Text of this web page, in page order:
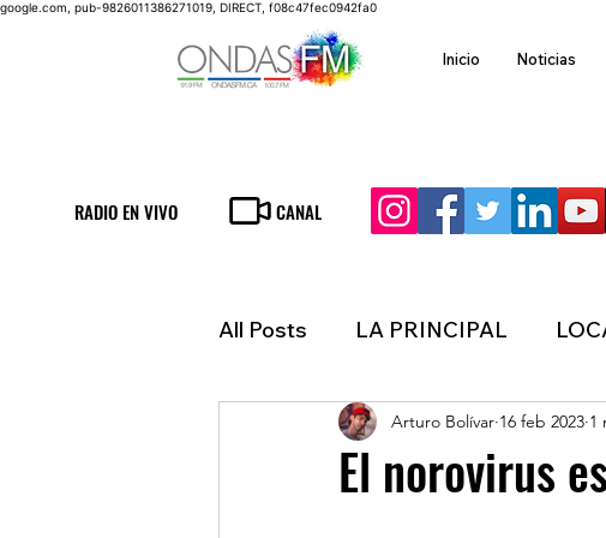
google.com, pub-9826011386271019, DIRECT, f08c47fec0942fa0
Inicio Noticias
RADIO EN VIVO CANAL
All Posts LA PRINCIPAL
ESPECTACULOS FINANZAS
El norovirus
Arturo Bolívar 16 feb 2023 1